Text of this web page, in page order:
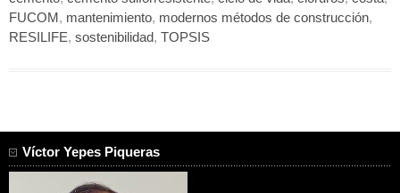
FUCOM , mantenimiento, modernos métodos de construcción,
RESILIFE, sostenibilidad, TOPSIS
Víctor Yepes Piqueras